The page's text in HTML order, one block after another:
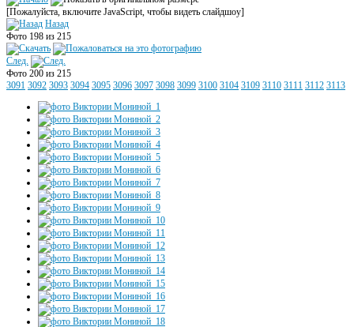
[Пожалуйста, включите JavaScript, чтобы видеть слайдшоу]
Назад
Фото 198 из 215
След.
Фото 200 из 215
3091 3092 3093 3094 3095 3096 3097 3098 3099 3100 3104 3109 3110 3111 3112 3113